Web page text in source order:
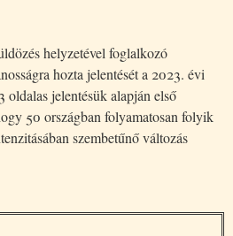
helyzetével foglalkozó
hozta jelentését a 2023. évi
oldalas jelentésük alapján első
50 országban folyamatosan folyik
szembetűnő változás